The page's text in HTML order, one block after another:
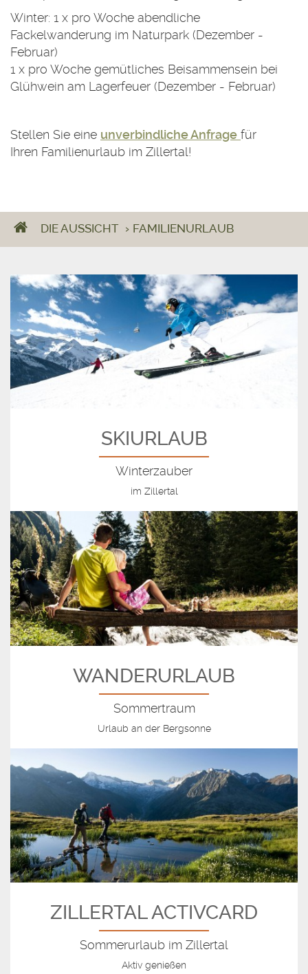
Winter: 1 x pro Woche abendliche
Fackelwanderung im Naturpark (Dezember -
Februar)
1 x pro Woche gemütliches Beisammensein bei
Glühwein am Lagerfeuer (Dezember - Februar)
Stellen Sie eine unverbindliche Anfrage für
Ihren Familienurlaub im Zillertal!
DIE AUSSICHT › FAMILIENURLAUB
SKIURLAUB
Winterzauber
im Zillertal
WANDERURLAUB
Sommertraum
Urlaub an der Bergsonne
ZILLERTAL ACTIVCARD
Sommerurlaub im Zillertal
Aktiv genießen